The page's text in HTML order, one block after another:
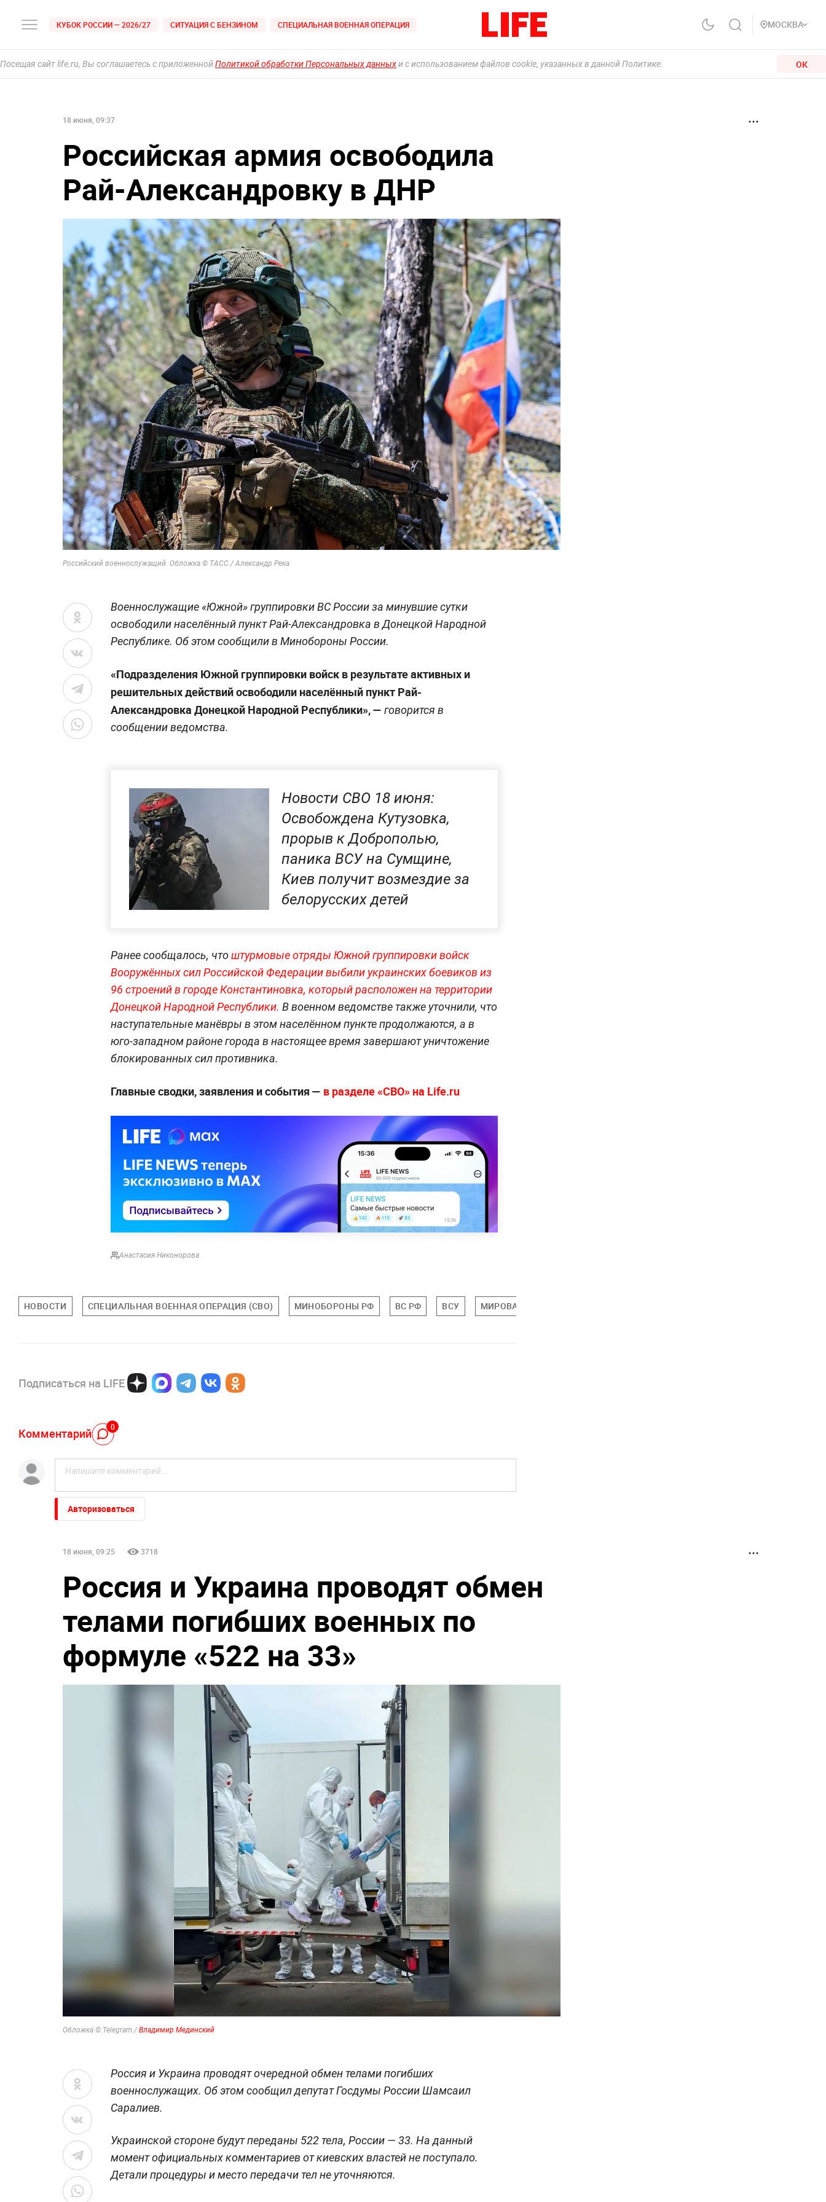
КУБОК РОССИИ — 2026/27 СИТУАЦИЯ С БЕНЗИНОМ СПЕЦИАЛЬНАЯ ВОЕННАЯ ОПЕРАЦИЯ МОСКВА
Посещая сайт life.ru, Вы соглашаетесь с приложеннойПолитикой обработки Персональных данныхи с использованием файлов cookie, указанных в данной Политике. ОК
18 июня, 09:37
Российская армия освободила
Рай-Александровку в ДНР
Российский военнослужащий. Обложка © ТАСС / Александр Река
Военнослужащие «Южной» группировки ВС России за минувшие сутки
освободили населённый пункт Рай-Александровка в Донецкой Народной
Республике. Об этом сообщили в Минобороны России.
«Подразделения Южной группировки войск в результате активных и
решительных действий освободили населённый пункт Рай-
Александровка Донецкой Народной Республики», — говорится в
сообщении ведомства.
Новости СВО 18 июня:
Освобождена Кутузовка,
прорыв к Доброполью,
паника ВСУ на Сумщине,
Киев получит возмездие за
белорусских детей
Ранее сообщалось, чтоштурмовые отряды Южной группировки войск
Вооружённых сил Российской Федерации выбили украинских боевиков из
96 строений в городе Константиновка, который расположен на территории
Донецкой Народной Республики. В военном ведомстве также уточнили, что
наступательные манёвры в этом населённом пункте продолжаются, а в
юго-западном районе города в настоящее время завершают уничтожение
блокированных сил противника.
Главные сводки, заявления и события — в разделе «СВО» на Life.ru
Анастасия Никонорова
НОВОСТИ СПЕЦИАЛЬНАЯ ВОЕННАЯ ОПЕРАЦИЯ (СВО) МИНОБОРОНЫ РФ ВС РФ ВСУ МИРОВАЯ ПОЛИТИКА
Подписаться на LIFE
Комментарий 0
Авторизоваться
18 июня, 09:25 3718
Россия и Украина проводят обмен
телами погибших военных по
формуле «‎522 на 33»
Обложка © Telegram / Владимир Мединский
Россия и Украина проводят очередной обмен телами погибших
военнослужащих. Об этом сообщил депутат Госдумы России Шамсаил
Саралиев.
Украинской стороне будут переданы 522 тела, России — 33. На данный
момент официальных комментариев от киевских властей не поступало.
Детали процедуры и место передачи тел не уточняются.